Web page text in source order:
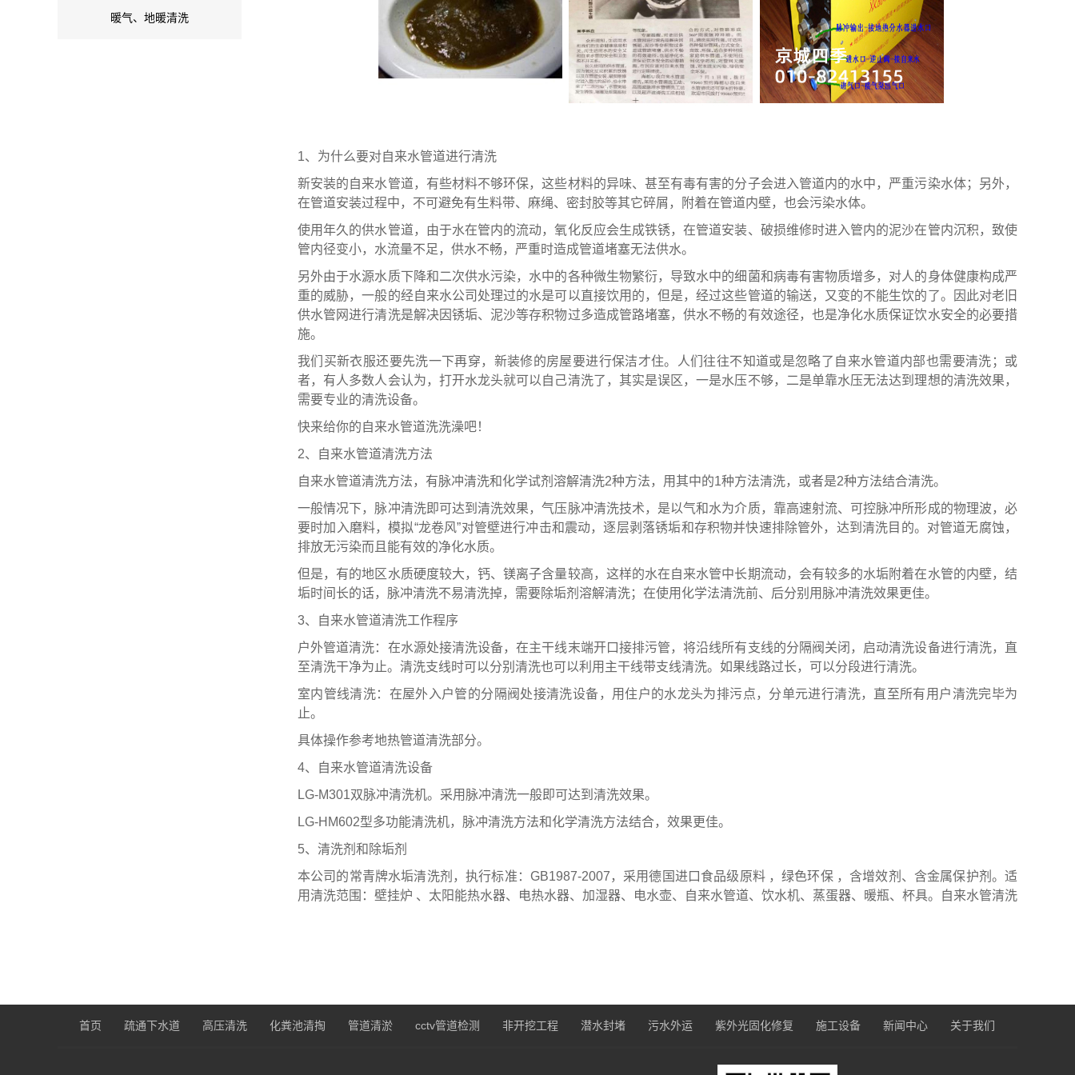
暖气、地暖清洗
1、为什么要对自来水管道进行清洗
新安装的自来水管道，有些材料不够环保，这些材料的异味、甚至有毒有害的分子会进入管道内的水中，严重污染水体；另外，
在管道安装过程中，不可避免有生料带、麻绳、密封胶等其它碎屑，附着在管道内壁，也会污染水体。
使用年久的供水管道，由于水在管内的流动，氧化反应会生成铁锈，在管道安装、破损维修时进入管内的泥沙在管内沉积，致使
管内径变小，水流量不足，供水不畅，严重时造成管道堵塞无法供水。
另外由于水源水质下降和二次供水污染，水中的各种微生物繁衍，导致水中的细菌和病毒有害物质增多，对人的身体健康构成严
重的威胁，一般的经自来水公司处理过的水是可以直接饮用的，但是，经过这些管道的输送，又变的不能生饮的了。因此对老旧
供水管网进行清洗是解决因锈垢、泥沙等存积物过多造成管路堵塞，供水不畅的有效途径，也是净化水质保证饮水安全的必要措
施。
我们买新衣服还要先洗一下再穿，新装修的房屋要进行保洁才住。人们往往不知道或是忽略了自来水管道内部也需要清洗；或
者，有人多数人会认为，打开水龙头就可以自己清洗了，其实是误区，一是水压不够，二是单靠水压无法达到理想的清洗效果，
需要专业的清洗设备。
快来给你的自来水管道洗洗澡吧！
2、自来水管道清洗方法
自来水管道清洗方法，有脉冲清洗和化学试剂溶解清洗2种方法，用其中的1种方法清洗，或者是2种方法结合清洗。
一般情况下，脉冲清洗即可达到清洗效果，气压脉冲清洗技术，是以气和水为介质，靠高速射流、可控脉冲所形成的物理波，必
要时加入磨料，模拟“龙卷风”对管壁进行冲击和震动，逐层剥落锈垢和存积物并快速排除管外，达到清洗目的。对管道无腐蚀，
排放无污染而且能有效的净化水质。
但是，有的地区水质硬度较大，钙、镁离子含量较高，这样的水在自来水管中长期流动，会有较多的水垢附着在水管的内壁，结
垢时间长的话，脉冲清洗不易清洗掉，需要除垢剂溶解清洗；在使用化学法清洗前、后分别用脉冲清洗效果更佳。
3、自来水管道清洗工作程序
户外管道清洗：在水源处接清洗设备，在主干线末端开口接排污管，将沿线所有支线的分隔阀关闭，启动清洗设备进行清洗，直
至清洗干净为止。清洗支线时可以分别清洗也可以利用主干线带支线清洗。如果线路过长，可以分段进行清洗。
室内管线清洗：在屋外入户管的分隔阀处接清洗设备，用住户的水龙头为排污点，分单元进行清洗，直至所有用户清洗完毕为
止。
具体操作参考地热管道清洗部分。
4、自来水管道清洗设备
LG-M301双脉冲清洗机。采用脉冲清洗一般即可达到清洗效果。
LG-HM602型多功能清洗机，脉冲清洗方法和化学清洗方法结合，效果更佳。
5、清洗剂和除垢剂
本公司的常青牌水垢清洗剂，执行标准：GB1987-2007，采用德国进口食品级原料 ，绿色环保 ，含增效剂、含金属保护剂。适
用清洗范围：壁挂炉 、太阳能热水器、电热水器、加湿器、电水壶、自来水管道、饮水机、蒸蛋器、暖瓶、杯具。自来水管清洗
首页 疏通下水道 高压清洗 化粪池清掏 管道清淤 cctv管道检测 非开挖工程 潜水封堵 污水外运 紫外光固化修复 施工设备 新闻中心 关于我们